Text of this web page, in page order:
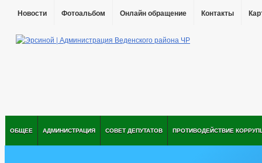
Новости Фотоальбом Онлайн обращение Контакты
ОБЩЕЕ АДМИНИСТРАЦИЯ СОВЕТ ДЕПУТАТОВ ПРОТИВОДЕЙСТВИЕ